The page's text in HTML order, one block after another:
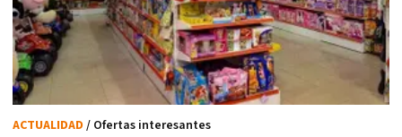
ACTUALIDAD / Ofertas interesantes